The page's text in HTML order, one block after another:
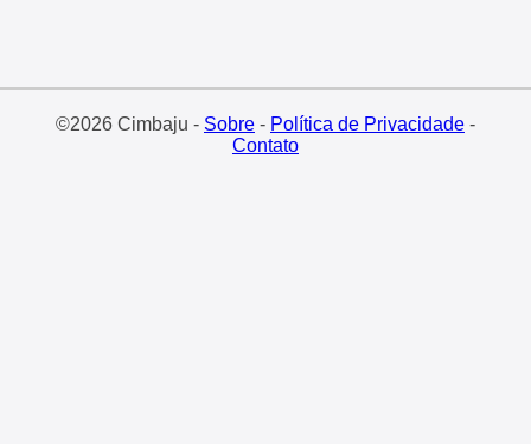
©2026 Cimbaju - Sobre- Política de Privacidade-
Contato